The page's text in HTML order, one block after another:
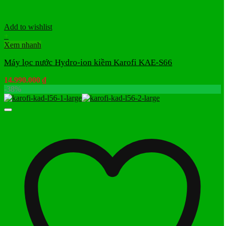
Add to wishlist
+
Xem nhanh
Máy lọc nước Hydro-ion kiềm Karofi KAE-S66
14.990.000 ₫
-38%